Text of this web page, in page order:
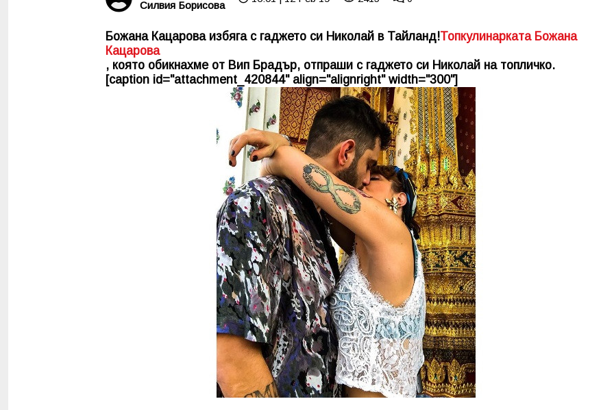
Силвия Борисова
Божана Кацарова избяга с гаджето си Николай в Тайланд!Топкулинарката Божана
Кацарова
, която обикнахме от Вип Брадър, отпраши с гаджето си Николай на топличко.
[caption id="attachment_420844" align="alignright" width="300"]